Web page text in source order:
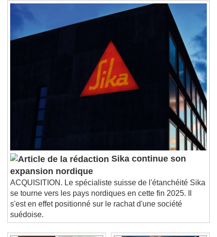
expansion nordique
ACQUISITION. Le spécialiste suisse de l'étanchéité Sika
se tourne vers les pays nordiques en cette fin 2025. Il
s'est en effet positionné sur le rachat d'une société
suédoise.